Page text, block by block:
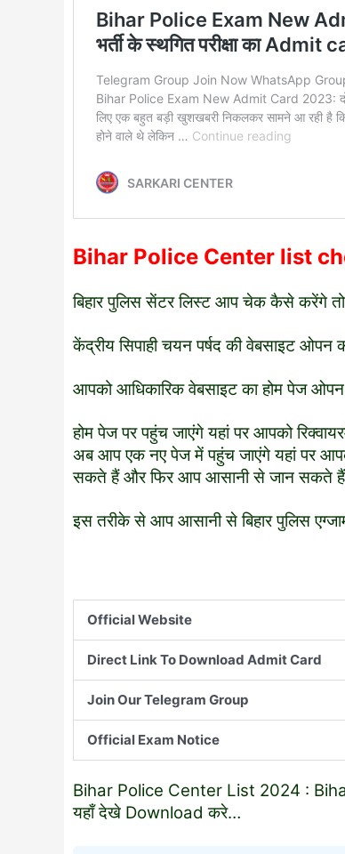
Bihar Police Center list
बिहार पुलिस सेंटर लिस्ट आप चेक कैसे करेंगे
केंद्रीय सिपाही चयन पर्षद की वेबसाइट ओपन
आपको आधिकारिक वेबसाइट का होम पेज ओपन
होम पेज पर पहुंच जाएंगे यहां पर आपको
अब आप एक नए पेज में पहुंच जाएंगे यहां पर
सकते हैं और फिर आप आसानी से जान सकते हैं
इस तरीके से आप आसानी से बिहार पुलिस
Official Website
Direct Link To Download Admit Card
Join Our Telegram Group
Official Exam Notice
Bihar Police Center List 2024 :
यहाँ देखे Download करे…